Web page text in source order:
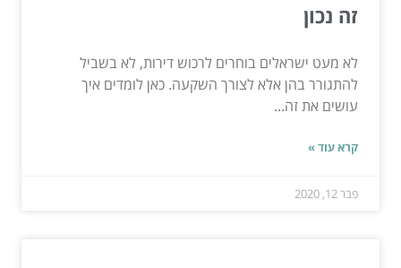
זה נכון
לא מעט ישראלים בוחרים לרכוש דירות, לא בשביל
להתגורר בהן אלא לצורך השקעה. כאן לומדים איך
עושים את זה...
קרא עוד »
פבר 12, 2020